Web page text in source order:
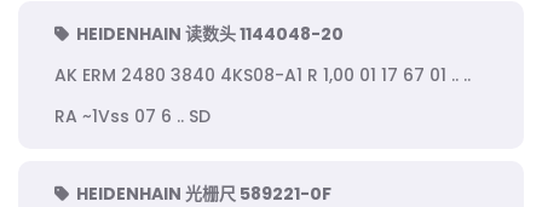
HEIDENHAIN 读数头 1144048-20
AK ERM 2480 3840 4KS08-A1 R 1,00 01 17 67 01 .. ..
RA ~1Vss 07 6 .. SD
HEIDENHAIN 光栅尺 589221-0F